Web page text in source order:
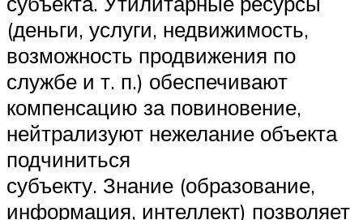
(деньги, услуги, недвижимость,
возможность продвижения по
службе и т. п.) обеспечивают
компенсацию за повиновение,
нейтрализуют нежелание объекта
подчиниться
субъекту. Знание (образование,
информация, интеллект) позволяет